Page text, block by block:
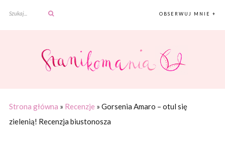
OBSERWUJ MNIE +
Strona główna » Recenzje » Gorsenia Amaro – otul się
zielenią! Recenzja biustonosza